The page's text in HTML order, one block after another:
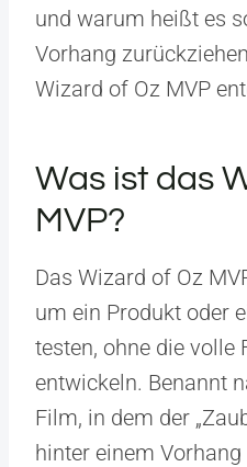
und warum heißt es
Vorhang
Wizard of Oz MVP
Was ist das
MVP?
Das Wizard of Oz
um ein Produkt oder
testen, ohne die volle
entwickeln. Benannt
Film, in dem der
hinter einem